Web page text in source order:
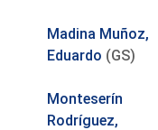
Madina Muñoz,
Eduardo (GS)
Monteserín
Rodríguez,